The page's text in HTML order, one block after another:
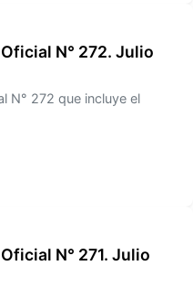
N° 272. Julio
N° 272 que incluye el
N° 271. Julio